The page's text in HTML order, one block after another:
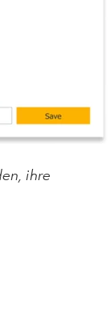
ihre